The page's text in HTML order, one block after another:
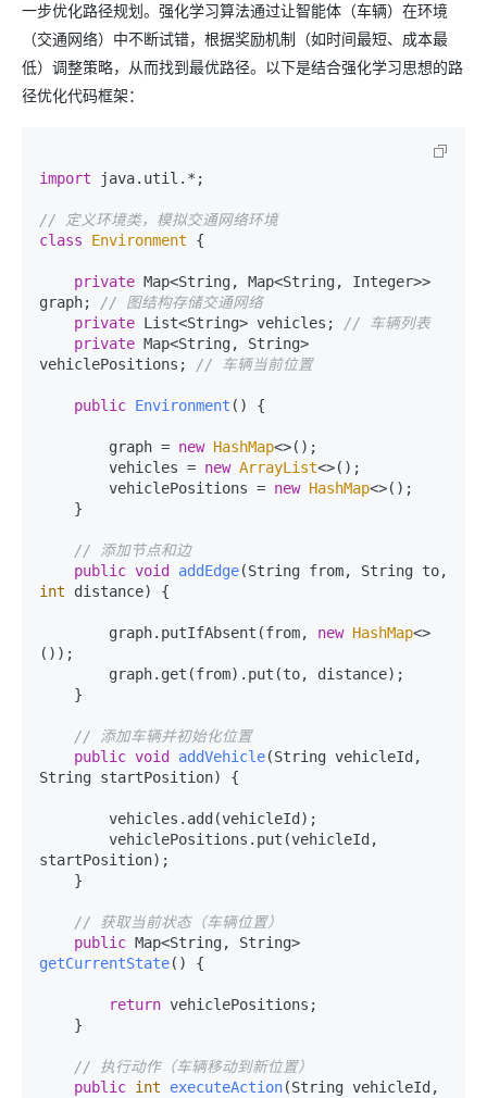
一步优化路径规划。强化学习算法通过让智能体（车辆）在环境
（交通网络）中不断试错，根据奖励机制（如时间最短、成本最
低）调整策略，从而找到最优路径。以下是结合强化学习思想的路
径优化代码框架：
import java.util.*;
// 定义环境类，模拟交通网络环境
class
Environment {
private Map<String, Map<String, Integer>>
graph; // 图结构存储交通网络
private List<String> vehicles; // 车辆列表
private Map<String, String>
vehiclePositions; // 车辆当前位置
public Environment () {
        graph =
new HashMap<>();
        vehicles =
new ArrayList<>();
        vehiclePositions =
new HashMap<>();
// 添加节点和边
public void addEdge
int distance) {
        graph.putIfAbsent(from,
new HashMap<>
());
// 添加车辆并初始化位置
public void addVehicle(String vehicleId,
String startPosition)
{
startPosition);
// 获取当前状态（车辆位置）
public
getCurrentState() {
return vehiclePositions;
// 执行动作（车辆移动到新位置）
public int executeAction(String vehicleId,